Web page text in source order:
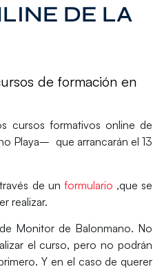
DE LA
de formación en
cursos formativos online de
Playa– que arrancarán el 13
de un formulario ,que se
realizar.
Monitor de Balonmano. No
el curso, pero no podrán
Y en el caso de querer